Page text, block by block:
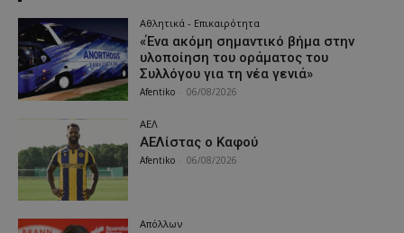
Αθλητικά - Επικαιρότητα
«Ένα ακόμη σημαντικό βήμα στην
υλοποίηση του οράματος του
Συλλόγου για τη νέα γενιά»
Afentiko 06/08/2026
ΑΕΛ
ΑΕΛίστας ο Καφού
Afentiko 06/08/2026
Απόλλων